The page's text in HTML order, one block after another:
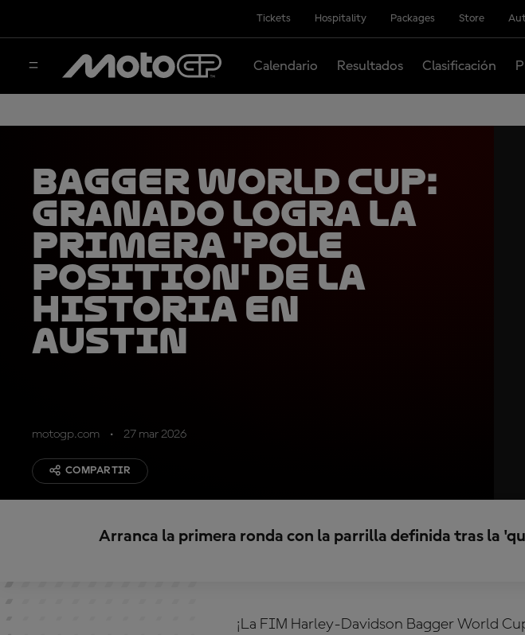
Tickets Hospitality Packages Store
Calendario Resultados Clasificación
Bagger World Cup:
Granado logra la
primera 'pole
position' de la
historia en
Austin
motogp.com 27 mar 2026
COMPARTIR
Arranca la primera ronda con la parrilla definida tras la
¡La FIM Harley-Davidson Bagger World